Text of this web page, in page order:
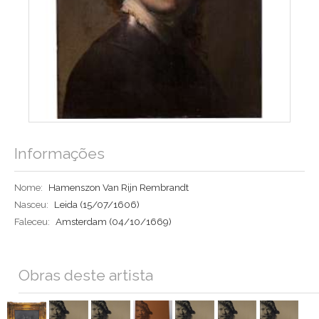
Informações
Nome:
Hamenszon Van Rijn Rembrandt
Nasceu:
Leida (15/07/1606)
Faleceu: Amsterdam (04/10/1669)
Obras deste artista